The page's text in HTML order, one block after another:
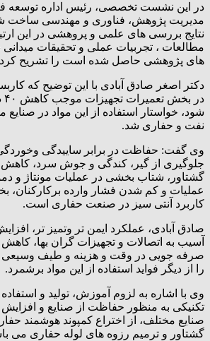
در این نشست تخصصی، رئیس اداره توسعه
مدیریت پژوهش، فناوری و مهندسی ساخت
نتایج بررسی های علمی و پروهشی در این
مطالعات ، تجربیات عملی و تحقیقات
های پژوهشی حاصل شده است را تشریح
دکتر اصغر صادق آبادی با این توضیح که
شود، خواستار استفاده از این مواد در
نفت و حفاری شد.
وی گفت: حفاظت در برابر ساییدگی
جلوگیری از گیر، کندگی و جوش سرد،
گشتاور، شتاب بخشی در عملیات مونتاژ و
عملیات و کم شدن فشار وارده برکارکنان،
کاربرد آنتی سیز در صنعت حفاری است.
صادق آبادی، عملکرد ایمن تر وتمیز تر،
آسیب به اتصالات و تجهیزات گران بها،
صرفه جویی در وقت و هزینه و طیف وسیعی
را از دیگر فواید استفاده از این مواد برشمرد.
وی با اشاره به لزوم آموزش، تولید و
تکنیکی به منظور حفاظت از صنایع و افزایش
صنایع مختلف، از اختراع کمپوند هوشمند
گشتاور و ترمیم رزوه های لوله حفاری می